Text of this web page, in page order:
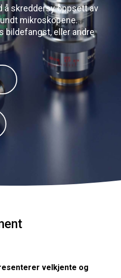
å skreddersy oppsett av
mikroskopene.
bildefangst, eller andre
velkjente og